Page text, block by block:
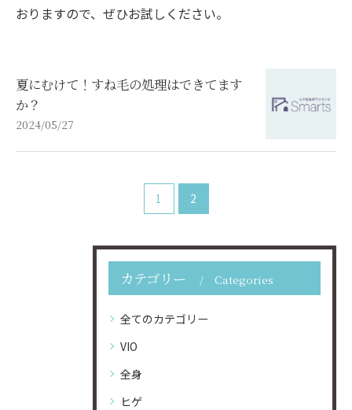
おりますので、ぜひお試しください。
夏にむけて！すね毛の処理はできてます
か？
2024/05/27
1 2
カテゴリー Categories
全てのカテゴリー
VIO
全身
ヒゲ